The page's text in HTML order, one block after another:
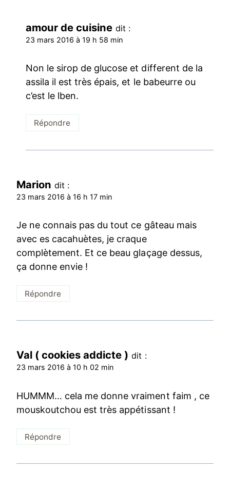
amour de cuisine dit :
23 mars 2016 à 19 h 58 min
Non le sirop de glucose et different de la
assila il est très épais, et le babeurre ou
c’est le lben.
Répondre
Marion dit :
23 mars 2016 à 16 h 17 min
Je ne connais pas du tout ce gâteau mais
avec es cacahuètes, je craque
complètement. Et ce beau glaçage dessus,
ça donne envie !
Répondre
Val ( cookies addicte ) dit :
23 mars 2016 à 10 h 02 min
HUMMM… cela me donne vraiment faim , ce
mouskoutchou est très appétissant !
Répondre